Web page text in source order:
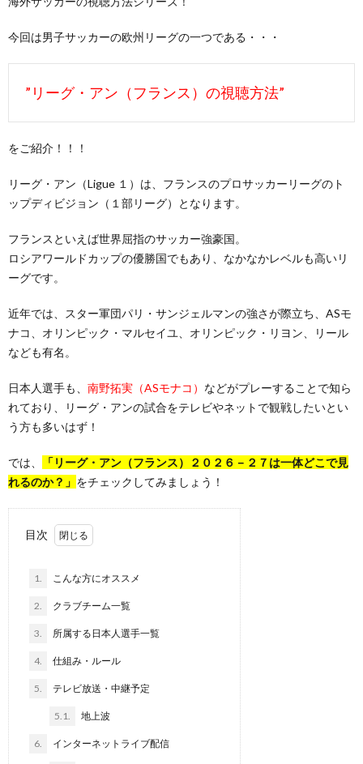
今回は男子サッカーの欧州リーグの一つである・・・
”リーグ・アン（フランス）の視聴方法”
をご紹介！！！
リーグ・アン（Ligue １）は、フランスのプロサッカーリーグのト
ップディビジョン（１部リーグ）となります。
フランスといえば世界屈指のサッカー強豪国。
ロシアワールドカップの優勝国でもあり、なかなかレベルも高いリ
ーグです。
近年では、スター軍団パリ・サンジェルマンの強さが際立ち、ASモ
ナコ、オリンピック・マルセイユ、オリンピック・リヨン、リール
なども有名。
日本人選手も、 南野拓実（ASモナコ） などがプレーすることで知ら
れており、リーグ・アンの試合をテレビやネットで観戦したいとい
う方も多いはず！
では、
「リーグ・アン（フランス）２０２６－２７は一体どこで見
れるのか？」 をチェックしてみましょう！
目次
1. こんな方にオススメ
2. クラブチーム一覧
3. 所属する日本人選手一覧
4. 仕組み・ルール
5. テレビ放送・中継予定
5.1. 地上波
6. インターネットライブ配信